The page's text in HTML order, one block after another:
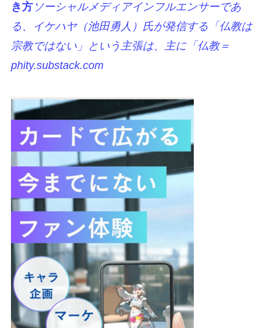
き方ソーシャルメディアインフルエンサーであ
る、イケハヤ（池田勇人）氏が発信する「仏教は
宗教ではない」という主張は、主に「仏教＝
phity.substack.com